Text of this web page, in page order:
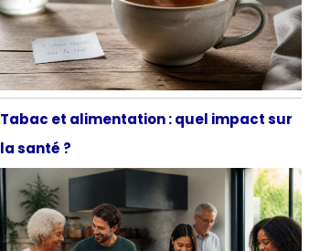
Tabac et alimentation : quel impact sur
la santé ?